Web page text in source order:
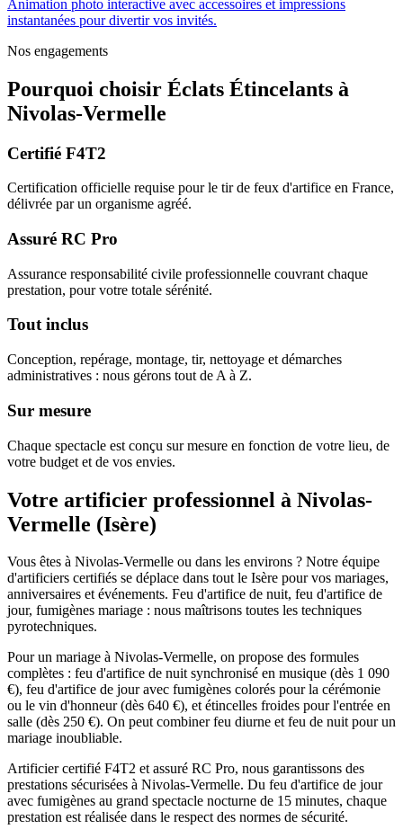
Animation photo interactive avec accessoires et impressions
instantanées pour divertir vos invités.
Nos engagements
Pourquoi choisir Éclats Étincelants à
Nivolas-Vermelle
Certifié F4T2
Certification officielle requise pour le tir de feux d'artifice en France,
délivrée par un organisme agréé.
Assuré RC Pro
Assurance responsabilité civile professionnelle couvrant chaque
prestation, pour votre totale sérénité.
Tout inclus
Conception, repérage, montage, tir, nettoyage et démarches
administratives : nous gérons tout de A à Z.
Sur mesure
Chaque spectacle est conçu sur mesure en fonction de votre lieu, de
votre budget et de vos envies.
Votre artificier professionnel à Nivolas-
Vermelle (Isère)
Vous êtes à Nivolas-Vermelle ou dans les environs ? Notre équipe
d'artificiers certifiés se déplace dans tout le Isère pour vos mariages,
anniversaires et événements. Feu d'artifice de nuit, feu d'artifice de
jour, fumigènes mariage : nous maîtrisons toutes les techniques
pyrotechniques.
Pour un mariage à Nivolas-Vermelle, on propose des formules
complètes : feu d'artifice de nuit synchronisé en musique (dès 1 090
€), feu d'artifice de jour avec fumigènes colorés pour la cérémonie
ou le vin d'honneur (dès 640 €), et étincelles froides pour l'entrée en
salle (dès 250 €). On peut combiner feu diurne et feu de nuit pour un
mariage inoubliable.
Artificier certifié F4T2 et assuré RC Pro, nous garantissons des
prestations sécurisées à Nivolas-Vermelle. Du feu d'artifice de jour
avec fumigènes au grand spectacle nocturne de 15 minutes, chaque
prestation est réalisée dans le respect des normes de sécurité.